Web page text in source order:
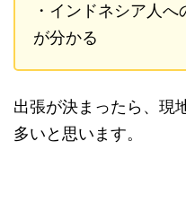
・インドネシア人
が分かる
出張が決まったら、現
多いと思います。